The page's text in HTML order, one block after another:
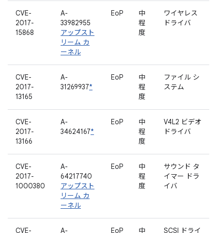
CVE-
2017-
15868
A-
33982955
アップスト
リーム カ
ーネル
EoP
中
程
度
ワイヤレス
ドライバ
CVE-
2017-
13165
A-
31269937*
EoP
中
程
度
ファイル シ
ステム
CVE-
2017-
13166
A-
34624167*
EoP
中
程
度
V4L2 ビデオ
ドライバ
CVE-
2017-
1000380
A-
64217740
アップスト
リーム カ
ーネル
EoP
中
程
度
サウンド タ
イマー ドラ
イバ
CVE-
A-
EoP
中
SCSI ドライ